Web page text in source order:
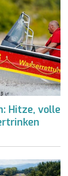
Hitze, volle